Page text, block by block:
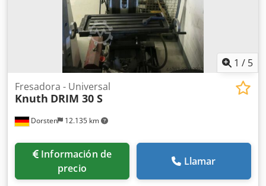
1 / 5
Dorsten 12.135 km
Fresadora - Universal
Knuth DRIM 30 S
Información de
precio
Llamar